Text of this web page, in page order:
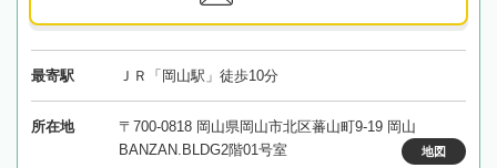
最寄駅 ＪＲ「岡山駅」徒歩10分
所在地
〒700-0818 岡山県岡山市北区蕃山町9-19 岡山
BANZAN.BLDG2階01号室
地図